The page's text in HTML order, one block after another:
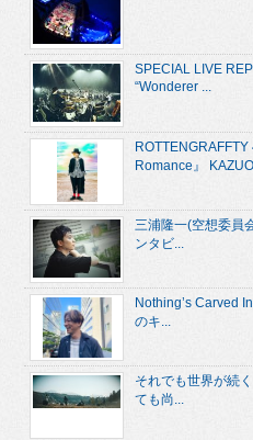
SPECIAL LIVE
“Wonderer ...
Romance』
三浦隆一(空想委員
ンタビ...
Nothing’s Carved
のキ...
それでも世界が続
ても尚...